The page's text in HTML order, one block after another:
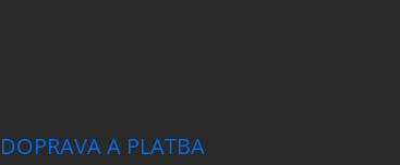
DOPRAVA A PLATBA